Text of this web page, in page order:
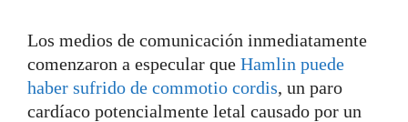
Los medios de comunicación inmediatamente
comenzaron a especular que Hamlin puede
haber sufrido de commotio cordis, un paro
cardíaco potencialmente letal causado por un